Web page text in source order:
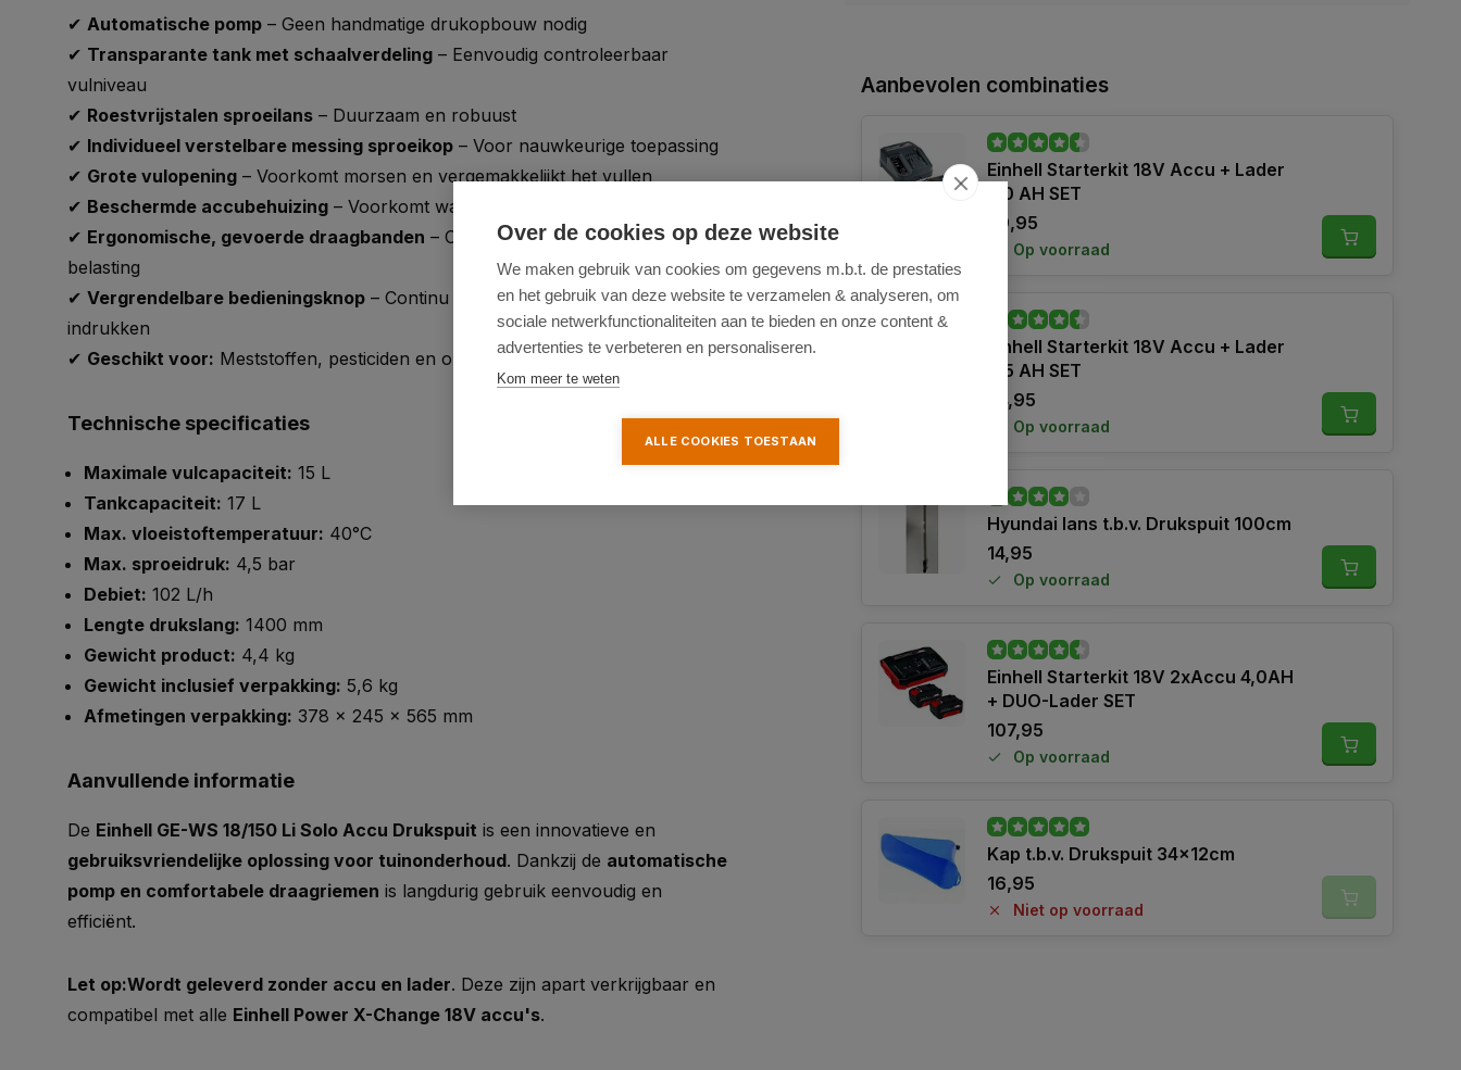
✔ Automatische pomp – Geen handmatige drukopbouw nodig
✔ Transparante tank met schaalverdeling – Eenvoudig controleerbaar
vulniveau
✔ Roestvrijstalen sproeilans – Duurzaam en robuust
✔ Individueel verstelbare messing sproeikop – Voor nauwkeurige toepassing
✔ Grote vulopening – Voorkomt morsen en vergemakkelijkt het vullen
✔ Beschermde accubehuizing – Voorkomt waterinvoer bij de batterij
✔ Ergonomische, gevoerde draagbanden – Comfortabel dragen zonder
belasting
✔ Vergrendelbare bedieningsknop – Continu gebruik zonder constant
indrukken
✔ Geschikt voor: Meststoffen, pesticiden en onkruidbestrijders
Technische specificaties
Maximale vulcapaciteit: 15 L
Tankcapaciteit: 17 L
Max. vloeistoftemperatuur: 40°C
Max. sproeidruk: 4,5 bar
Debiet: 102 L/h
Lengte drukslang: 1400 mm
Gewicht product: 4,4 kg
Gewicht inclusief verpakking: 5,6 kg
Afmetingen verpakking: 378 x 245 x 565 mm
Aanvullende informatie
De Einhell GE-WS 18/150 Li Solo Accu Drukspuit is een innovatieve en
gebruiksvriendelijke oplossing voor tuinonderhoud. Dankzij de automatische
pomp en comfortabele draagriemen is langdurig gebruik eenvoudig en
efficiënt.
Let op:Wordt geleverd zonder accu en lader. Deze zijn apart verkrijgbaar en
compatibel met alle Einhell Power X-Change 18V accu's.
Aanbevolen combinaties
Einhell Starterkit 18V Accu + Lader
4,0 AH SET
39,95
Op voorraad
Einhell Starterkit 18V Accu + Lader
2,5 AH SET
24,95
Op voorraad
Hyundai lans t.b.v. Drukspuit 100cm
14,95
Op voorraad
Einhell Starterkit 18V 2xAccu 4,0AH
+ DUO-Lader SET
107,95
Op voorraad
Kap t.b.v. Drukspuit 34x12cm
16,95
Niet op voorraad
Over de cookies op deze website
We maken gebruik van cookies om gegevens m.b.t. de prestaties
en het gebruik van deze website te verzamelen & analyseren, om
sociale netwerkfunctionaliteiten aan te bieden en onze content &
advertenties te verbeteren en personaliseren.
Kom meer te weten
ALLE COOKIES TOESTAAN